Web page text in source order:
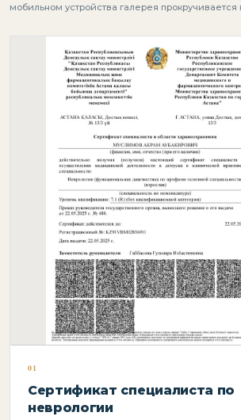
мобильном устройства галерея прокручивается
01
Сертификат специалиста по
неврологии